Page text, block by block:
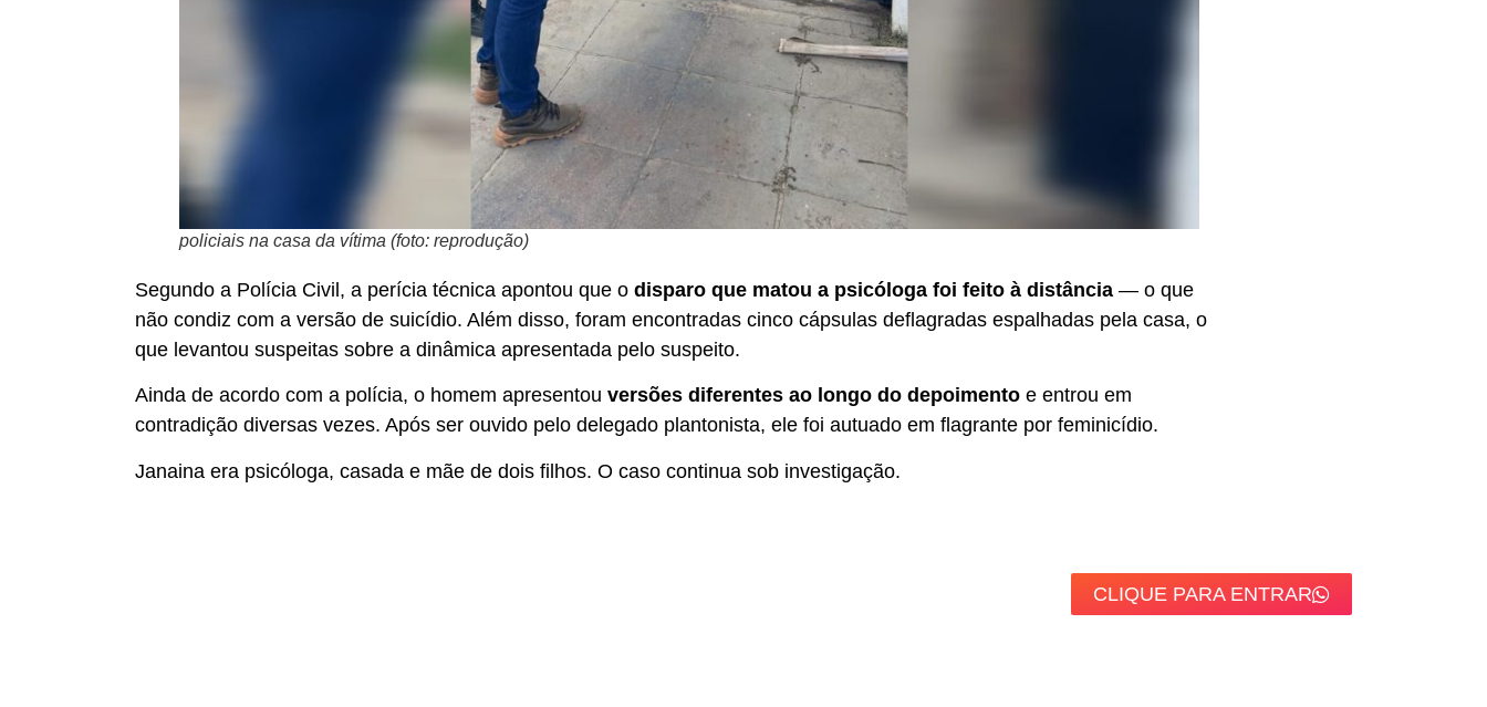
policiais na casa da vítima (foto: reprodução)
Segundo a Polícia Civil, a perícia técnica apontou que o disparo que matou a psicóloga foi feito à distância — o que
não condiz com a versão de suicídio. Além disso, foram encontradas cinco cápsulas deflagradas espalhadas pela casa, o
que levantou suspeitas sobre a dinâmica apresentada pelo suspeito.
Ainda de acordo com a polícia, o homem apresentou versões diferentes ao longo do depoimento e entrou em
contradição diversas vezes. Após ser ouvido pelo delegado plantonista, ele foi autuado em flagrante por feminicídio.
Janaina era psicóloga, casada e mãe de dois filhos. O caso continua sob investigação.
CLIQUE PARA ENTRAR